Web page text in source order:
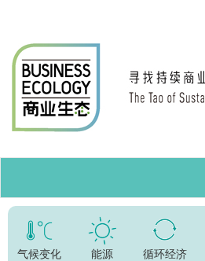
气候变化 能源 循环经济